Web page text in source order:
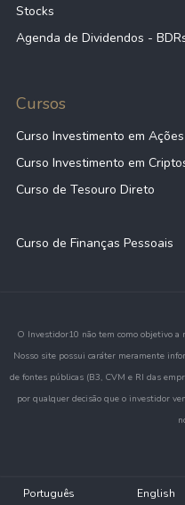
Stocks
Agenda de Dividendos -
Cursos
Curso Investimento em Ações
Curso Investimento em
Curso de Tesouro Direto
Curso de Finanças Pessoais
O Investidor10 não tem como objetivo a
Nosso site possui caráter meramente
de fontes públicas (B3, CVM e RI das
por qualquer decisão que o investidor
Português
English